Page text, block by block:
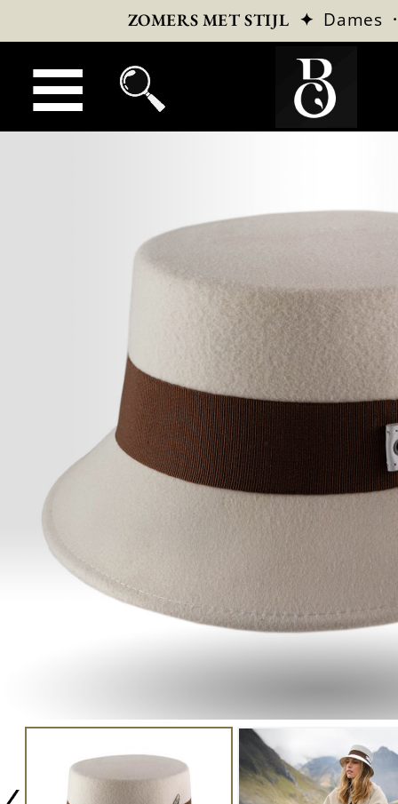
ZOMERS MET STIJL ✦ Dames